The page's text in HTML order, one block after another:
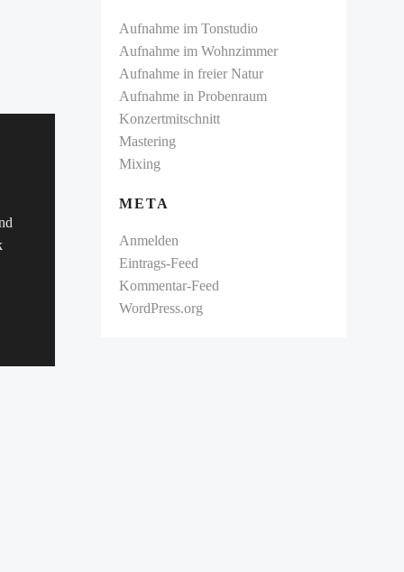
Aufnahme im Tonstudio
Aufnahme im Wohnzimmer
Aufnahme in freier Natur
Aufnahme in Probenraum
Konzertmitschnitt
Mastering
Mixing
META
Anmelden
Eintrags-Feed
Kommentar-Feed
WordPress.org